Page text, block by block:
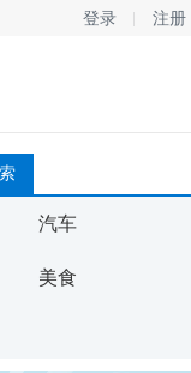
登录 注册
汽车
美食